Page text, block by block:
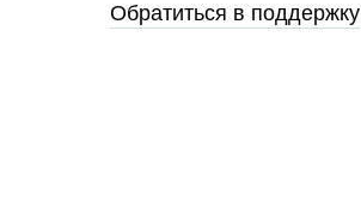
Обратиться в поддержку